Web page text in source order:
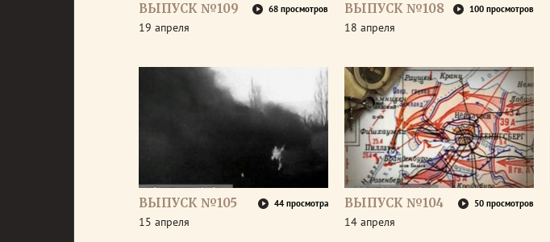
ВЫПУСК №109 68 просмотров
19 апреля
ВЫПУСК №108 100 просмотров
18 апреля
ВЫПУСК №105 44 просмотра
15 апреля
ВЫПУСК №104 50 просмотров
14 апреля